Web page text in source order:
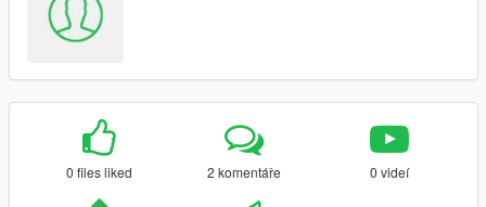
0 files liked 2 komentáře 0 videí